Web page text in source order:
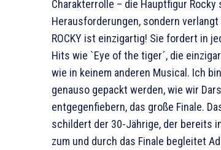
Charakterrolle – die Hauptfigur
Herausforderungen, sondern
ROCKY ist einzigartig! Sie fordert in
Hits wie `Eye of the tiger´, die
wie in keinem anderen Musical. Ich
genauso gepackt werden, wie wir
entgegenfiebern, das große Finale.
schildert der 30-Jährige, der bereits
zum und durch das Finale begleitet